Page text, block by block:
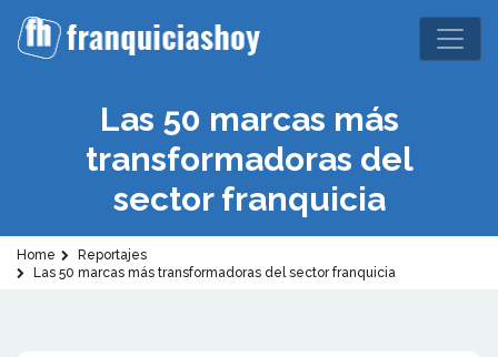
Las 50 marcas más
transformadoras del
sector franquicia
Home
Reportajes
Las 50 marcas más transformadoras del sector franquicia